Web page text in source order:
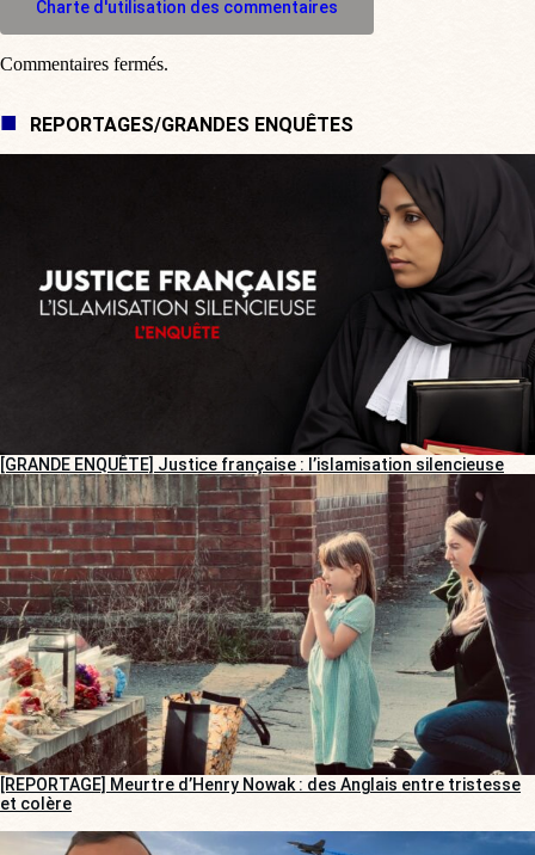
Charte d'utilisation des commentaires
Commentaires fermés.
REPORTAGES/GRANDES ENQUÊTES
[GRANDE ENQUÊTE] Justice française : l’islamisation silencieuse
[REPORTAGE] Meurtre d’Henry Nowak : des Anglais entre tristesse
et colère